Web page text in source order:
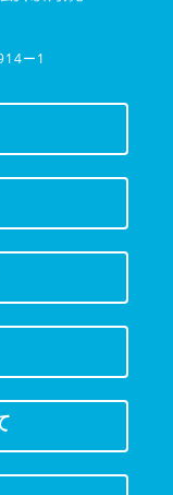
ー1